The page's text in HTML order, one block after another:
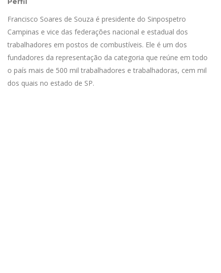
Francisco Soares de Souza é presidente do Sinpospetro
Campinas e vice das federações nacional e estadual dos
trabalhadores em postos de combustíveis. Ele é um dos
fundadores da representação da categoria que reúne em todo
o país mais de 500 mil trabalhadores e trabalhadoras, cem mil
dos quais no estado de SP.